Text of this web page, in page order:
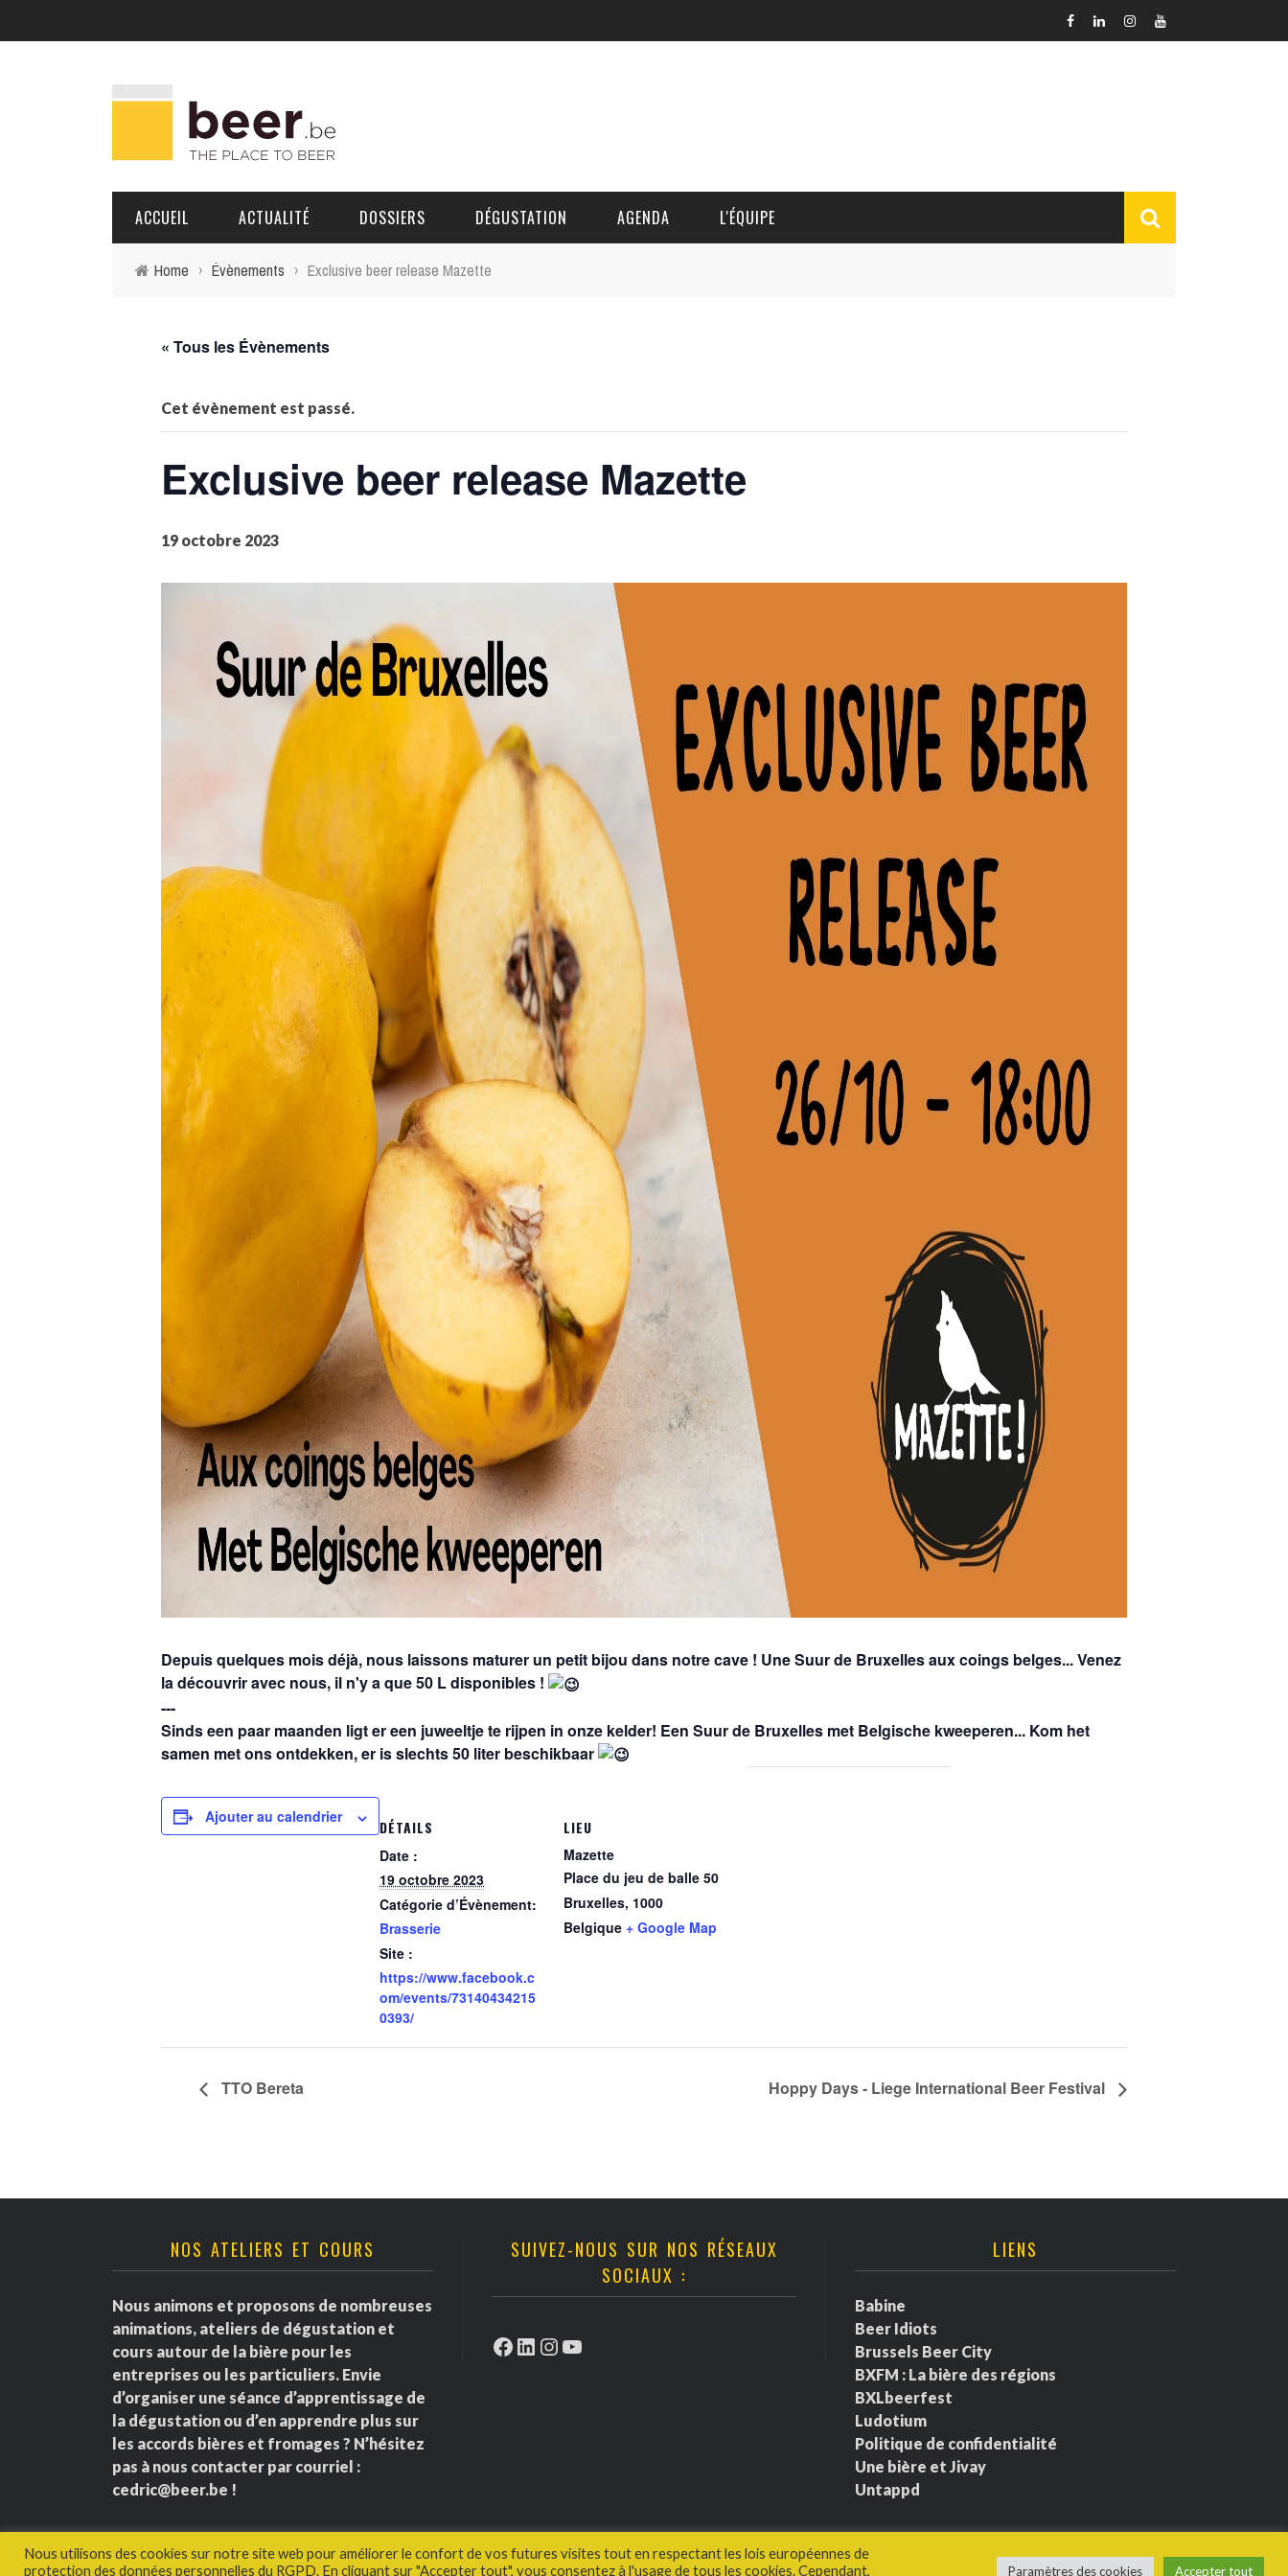
ACCUEIL ACTUALITÉ DOSSIERS DÉGUSTATION AGENDA L'ÉQUIPE
JEREMY KUPROWSKI
Home › Évènements › Exclusive beer release Mazette
« Tous les Évènements
Cet évènement est passé.
Exclusive beer release Mazette
19 octobre 2023
Depuis quelques mois déjà, nous laissons maturer un petit bijou dans notre cave ! Une Suur de Bruxelles aux coings belges... Venez
la découvrir avec nous, il n'y a que 50 L disponibles !
---
Sinds een paar maanden ligt er een juweeltje te rijpen in onze kelder! Een Suur de Bruxelles met Belgische kweeperen... Kom het
samen met ons ontdekken, er is slechts 50 liter beschikbaar
Ajouter au calendrier
DÉTAILS
Date :
19 octobre 2023
Catégorie d’Évènement:
Brasserie
Site :
https://www.facebook.c
om/events/73140434215
0393/
LIEU
Mazette
Place du jeu de balle 50
Bruxelles, 1000
Belgique + Google Map
TTO Bereta Hoppy Days - Liege International Beer Festival
NOS ATELIERS ET COURS
Nous animons et proposons de nombreuses
animations, ateliers de dégustation et
cours autour de la bière pour les
entreprises ou les particuliers. Envie
d’organiser une séance d’apprentissage de
la dégustation ou d’en apprendre plus sur
les accords bières et fromages ? N’hésitez
pas à nous contacter par courriel :
cedric@beer.be !
SUIVEZ-NOUS SUR NOS RÉSEAUX
SOCIAUX :
Facebook
LinkedIn
Instagram
YouTube
LIENS
Babine
Beer Idiots
Brussels Beer City
BXFM : La bière des régions
BXLbeerfest
Ludotium
Politique de confidentialité
Une bière et Jivay
Untappd
Nous utilisons des cookies sur notre site web pour améliorer le confort de vos futures visites tout en respectant les lois européennes de
protection des données personnelles du RGPD. En cliquant sur "Accepter tout", vous consentez à l'usage de tous les cookies. Cependant,
Paramètres des cookies Accepter tout